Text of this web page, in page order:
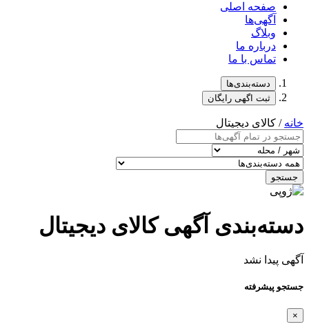
صفحه اصلی
آگهی‌ها
وبلاگ
درباره ما
تماس با ما
دسته‌بندی‌ها
ثبت اگهی رایگان
خانه / کالای دیجیتال
جستجو
دسته‌بندی آگهی کالای دیجیتال
آگهی پیدا نشد
جستجو پیشرفته
×